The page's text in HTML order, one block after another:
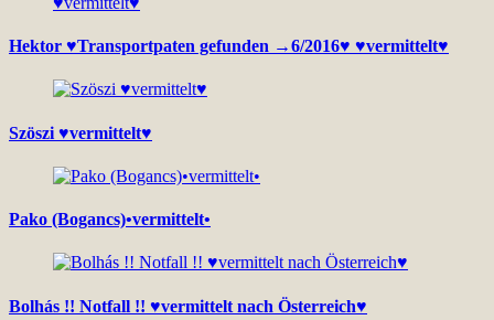
Hektor ♥Transportpaten gefunden →6/2016♥ ♥vermittelt♥
Szöszi ♥vermittelt♥
Pako (Bogancs)•vermittelt•
Bolhás !! Notfall !! ♥vermittelt nach Österreich♥